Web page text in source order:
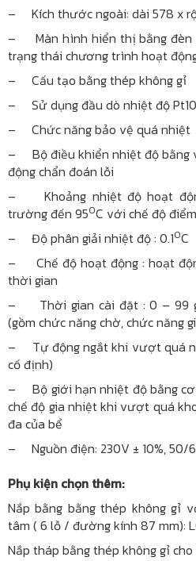
– Kích thước ngoài: dài 578 x
– Màn hình hiển thị bằng đèn
trạng thái chương trình hoạt
– Cấu tạo bằng thép không gỉ
– Sử dụng đầu dò nhiệt độ
– Chức năng bảo vệ quá nhiệt
– Bộ điều khiển nhiệt độ bằng
động chẩn đoán lỗi
– Khoảng nhiệt độ hoạt
trường đến 950C với chế độ
– Độ phân giải nhiệt độ : 0.10C
– Chế độ hoạt động : hoạt
thời gian
– Thời gian cài đặt : 0 – 99
(gồm chức năng chờ, chức năng
– Tự động ngắt khi vượt quá
cố định)
– Bộ giới hạn nhiệt độ bằng cơ
chế độ gia nhiệt khi vượt quá
đa của bể
– Nguồn điện: 230V ± 10%, 50/
Phụ kiện chọn thêm:
Nắp bằng bằng thép không gỉ
tâm ( 6 lỗ / đường kính 87 mm):
Nắp tháp bằng thép không gỉ